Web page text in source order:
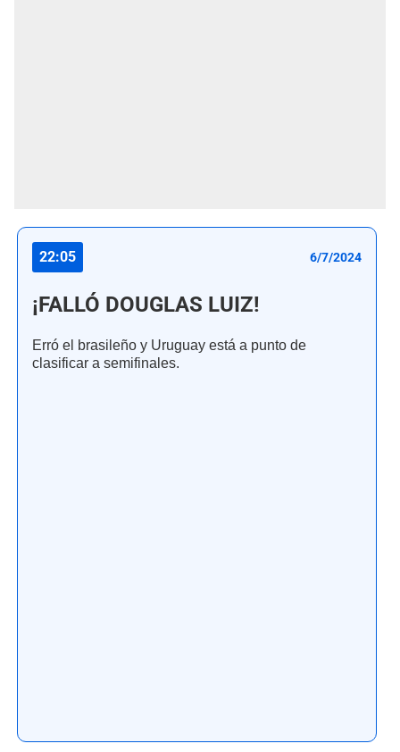
22:05 6/7/2024
¡FALLÓ DOUGLAS LUIZ!
Erró el brasileño y Uruguay está a punto de
clasificar a semifinales.